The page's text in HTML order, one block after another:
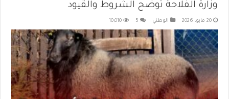
وزارة الفلاحة توضح الشروط والقيود
20 مايو، 2026 الوطني 5
10,010